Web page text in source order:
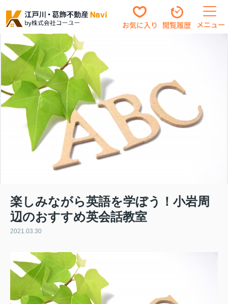
お気に入り 閲覧履歴 メニュー
楽しみながら英語を学ぼう！小岩周
辺のおすすめ英会話教室
2021.03.30